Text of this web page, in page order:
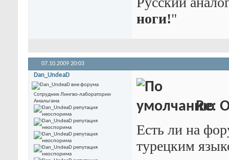
ноги!"
07.10.2009 20:03
Dan_UndeaD
Сотрудник Лингво-лаборатории
Амальгама
Re:
Есть ли на
турецким